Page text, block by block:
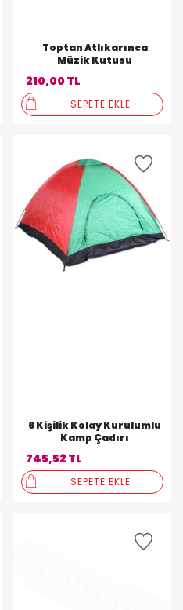
Toptan Atlıkarınca
Müzik Kutusu
210,00 TL
SEPETE EKLE
6 Kişilik Kolay Kurulumlu
Kamp Çadırı
745,52 TL
SEPETE EKLE